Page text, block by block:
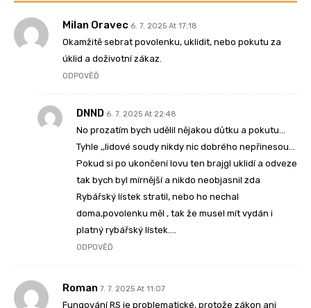
Milan Oravec 6. 7. 2025 At 17:18
Okamžitě sebrat povolenku, uklidit, nebo pokutu za
úklid a doživotní zákaz.
ODPOVĚĎ
DNND 6. 7. 2025 At 22:48
No prozatím bych udělil nějakou důtku a pokutu…
Tyhle ,,lidové soudy nikdy nic dobrého nepřinesou…
Pokud si po ukončení lovu ten brajgl uklidí a odveze
tak bych byl mírnější a nikdo neobjasnil zda
Rybářský lístek stratil, nebo ho nechal
doma,povolenku měl , tak že musel mít vydán i
platný rybářský lístek….
ODPOVĚĎ
Roman 7. 7. 2025 At 11:07
Fungování RS je problematické, protože zákon ani